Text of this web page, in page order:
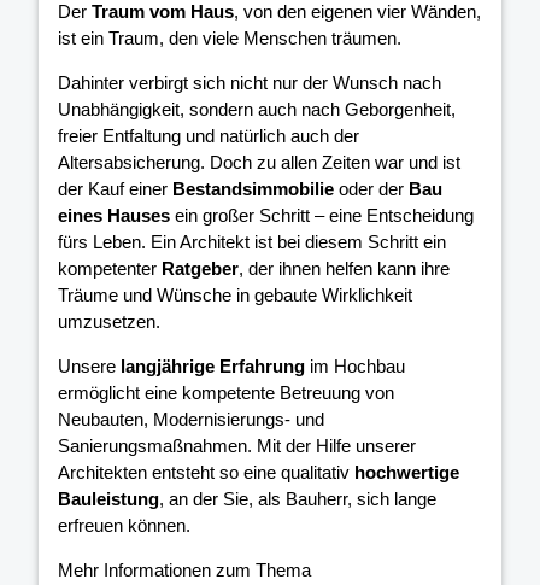
Der Traum vom Haus, von den eigenen vier Wänden,
ist ein Traum, den viele Menschen träumen.
Dahinter verbirgt sich nicht nur der Wunsch nach
Unabhängigkeit, sondern auch nach Geborgenheit,
freier Entfaltung und natürlich auch der
Altersabsicherung. Doch zu allen Zeiten war und ist
der Kauf einer Bestandsimmobilie oder der Bau
eines Hauses ein großer Schritt – eine Entscheidung
fürs Leben. Ein Architekt ist bei diesem Schritt ein
kompetenter Ratgeber, der ihnen helfen kann ihre
Träume und Wünsche in gebaute Wirklichkeit
umzusetzen.
Unsere langjährige Erfahrung im Hochbau
ermöglicht eine kompetente Betreuung von
Neubauten, Modernisierungs- und
Sanierungsmaßnahmen. Mit der Hilfe unserer
Architekten entsteht so eine qualitativ hochwertige
Bauleistung, an der Sie, als Bauherr, sich lange
erfreuen können.
Mehr Informationen zum Thema